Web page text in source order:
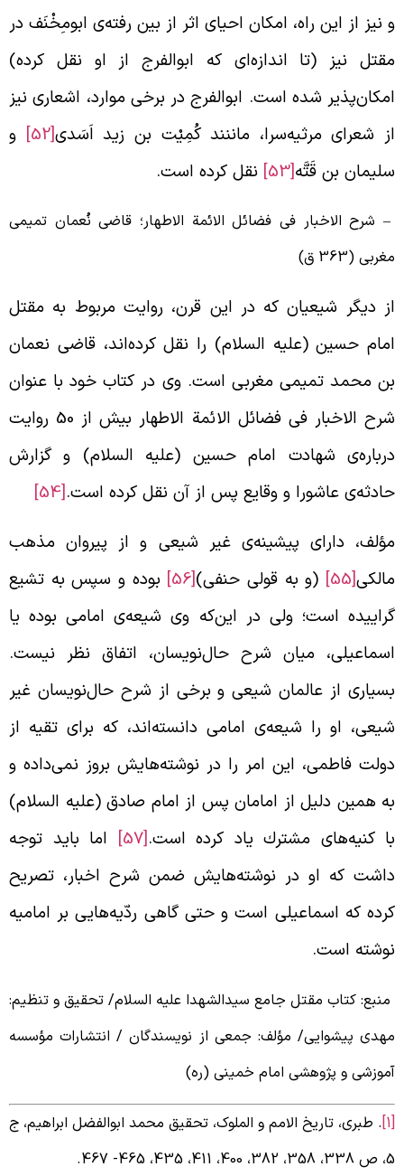
نيز از اين راه، امكان احيای اثر از بين رفته‌ی ابوم‍ِخْنَف در
نيز (تا اندازه‌ای كه ابوالفرج از او نقل كرده)
شده است. ابوالفرج در برخی موارد، اشعاری نيز
شعرای مرثيه‌سرا، ماننند كُمِيْت بن زيد اَسَدی[52]
و
بن قَتَّه[53] نقل كرده است.
شرح الاخبار فی فضائل الائمة الاطهار؛ قاضی نُعمان تميمی
(363 ق)
ديگر شيعيان كه در اين قرن، روايت مربوط به مقتل
حسين (علیه السلام) را نقل كرده‌اند، قاضی نعمان
محمد تميمی مغربی است. وی در كتاب خود با عنوان
شرح الاخبار فی فضائل الائمة الاطهار بيش از 50 روايت
شهادت امام حسين (علیه السلام) و گزارش
عاشورا و وقايع پس از آن نقل كرده است.[54]
دارای پيشينه‌ی غير شيعی و از پيروان مذهب
[55] (و به قولی حنفی)[56]
بوده و سپس به تشيع
است؛ ولی در اين‌كه وی شيعه‌ی امامی بوده يا
ميان شرح حال‌نويسان، اتفاق نظر نيست.
از عالمان شيعی و برخی از شرح حال‌نويسان غير
او را شيعه‌ی امامی دانسته‌اند، كه برای تقيه از
فاطمی، اين امر را در نوشته‌هايش بروز نمی‌داده و
همين دليل از امامان پس از امام صادق (علیه السلام)
كنيه‌های مشترك ياد كرده است.[57]
اما بايد توجه
كه او در نوشته‌هايش ضمن شرح اخبار، تصريح
كه اسماعيلی است و حتی گاهی ردّيه‌هايی بر اماميه
است.
کتاب مقتل جامع سیدالشهدا علیه السلام/ تحقیق و تنظیم:
پیشوایی/ مؤلف: جمعی از نویسندگان / انتشارات مؤسسه
و پژوهشی امام خمینی (ره)
. طبری، تاریخ الامم و الملوک، تحقیق محمد ابوالفضل ابراهیم، ج